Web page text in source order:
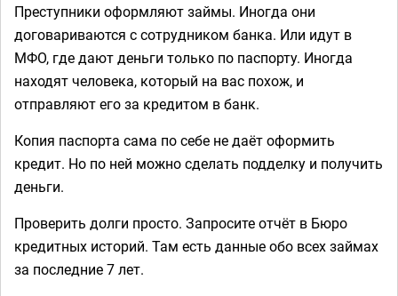
Преступники оформляют займы. Иногда они
договариваются с сотрудником банка. Или идут в
МФО, где дают деньги только по паспорту. Иногда
находят человека, который на вас похож, и
отправляют его за кредитом в банк.
Копия паспорта сама по себе не даёт оформить
кредит. Но по ней можно сделать подделку и получить
деньги.
Проверить долги просто. Запросите отчёт в Бюро
кредитных историй. Там есть данные обо всех займах
за последние 7 лет.